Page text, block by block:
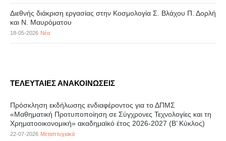
Διεθνής διάκριση εργασίας στην Κοσμολογία Σ. Βλάχου Π. Δορλή
και Ν. Μαυρόματου
18-05-2026 Νέα
ΤΕΛΕΥΤΑΙΕΣ ΑΝΑΚΟΙΝΩΣΕΙΣ
Πρόσκληση εκδήλωσης ενδιαφέροντος για το ΔΠΜΣ
«Μαθηματική Προτυποποίηση σε Σύγχρονες Τεχνολογίες και τη
Χρηματοοικονομική» ακαδημαϊκό έτος 2026-2027 (B’ Kύκλος)
22-07-2026 Μεταπτυχιακά